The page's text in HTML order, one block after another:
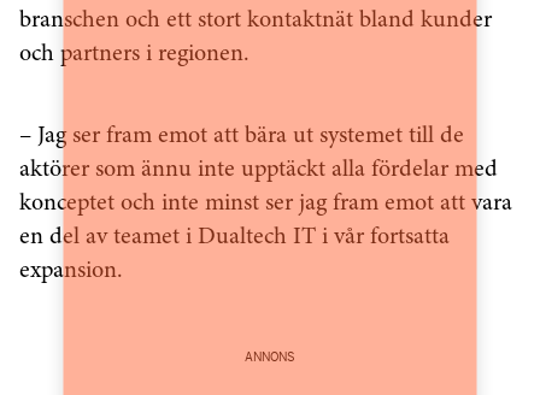
branschen och ett stort kontaktnät bland kunder
och partners i regionen.
– Jag ser fram emot att bära ut systemet till de
aktörer som ännu inte upptäckt alla fördelar med
konceptet och inte minst ser jag fram emot att vara
en del av teamet i Dualtech IT i vår fortsatta
expansion.
ANNONS